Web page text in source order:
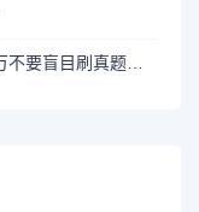
想上重点高中，初三数理化复习 千万不要盲目刷真题卷和模拟卷！